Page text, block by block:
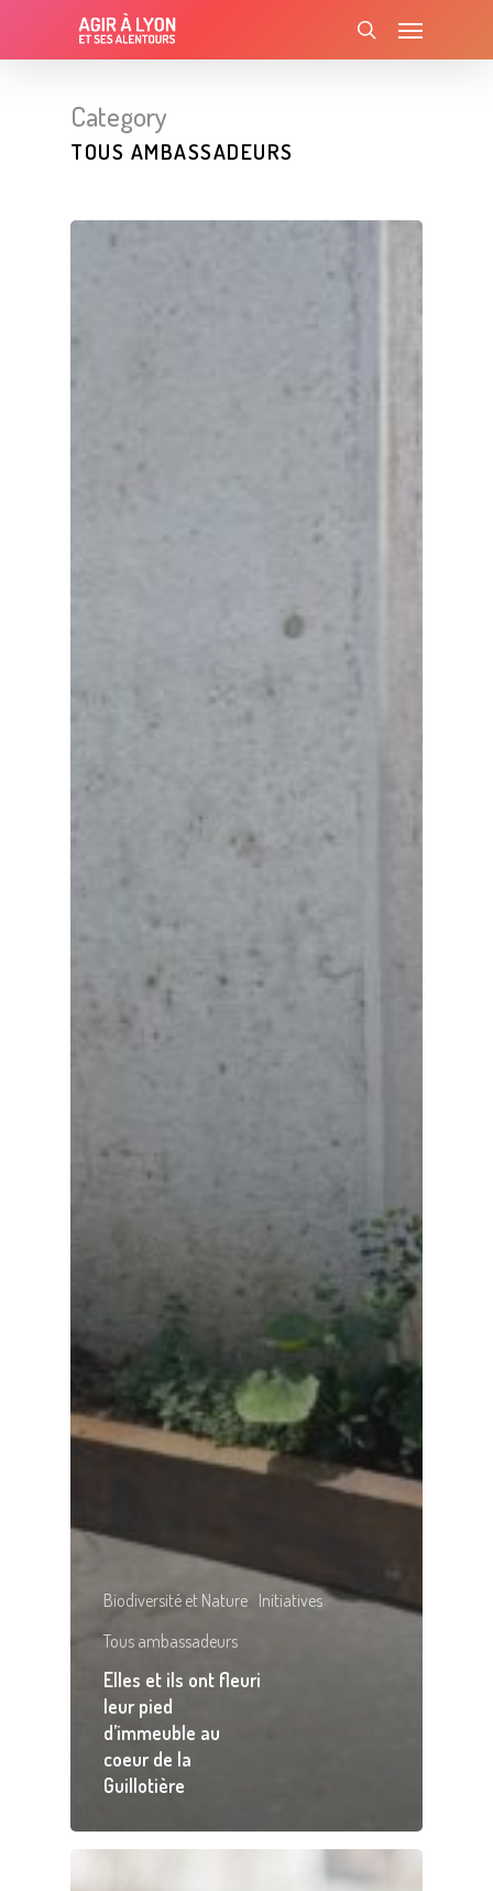
Menu
Category
TOUS AMBASSADEURS
Biodiversité et Nature Initiatives
Tous ambassadeurs
Elles et ils ont fleuri
leur pied
d’immeuble au
coeur de la
Guillotière